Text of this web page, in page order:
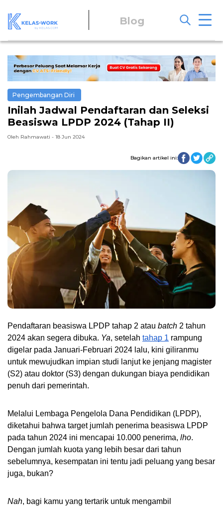
Blog
Pengembangan Diri
Inilah Jadwal Pendaftaran dan Seleksi
Beasiswa LPDP 2024 (Tahap II)
Oleh Rahmawati - 18 Jun 2024
Bagikan artikel ini:
Pendaftaran beasiswa LPDP tahap 2 atau batch 2 tahun
2024 akan segera dibuka. Ya, setelah tahap 1 rampung
digelar pada Januari-Februari 2024 lalu, kini giliranmu
untuk mewujudkan impian studi lanjut ke jenjang magister
(S2) atau doktor (S3) dengan dukungan biaya pendidikan
penuh dari pemerintah.
Melalui Lembaga Pengelola Dana Pendidikan (LPDP),
diketahui bahwa target jumlah penerima beasiswa LPDP
pada tahun 2024 ini mencapai 10.000 penerima, lho.
Dengan jumlah kuota yang lebih besar dari tahun
sebelumnya, kesempatan ini tentu jadi peluang yang besar
juga, bukan?
Nah, bagi kamu yang tertarik untuk mengambil